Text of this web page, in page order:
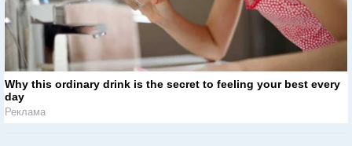
Why this ordinary drink is the secret to feeling your best every
day
Реклама